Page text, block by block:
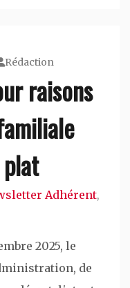
Rédaction
raisons
Adhérent,
2025, le
de